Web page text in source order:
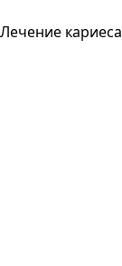
Лечение кариеса